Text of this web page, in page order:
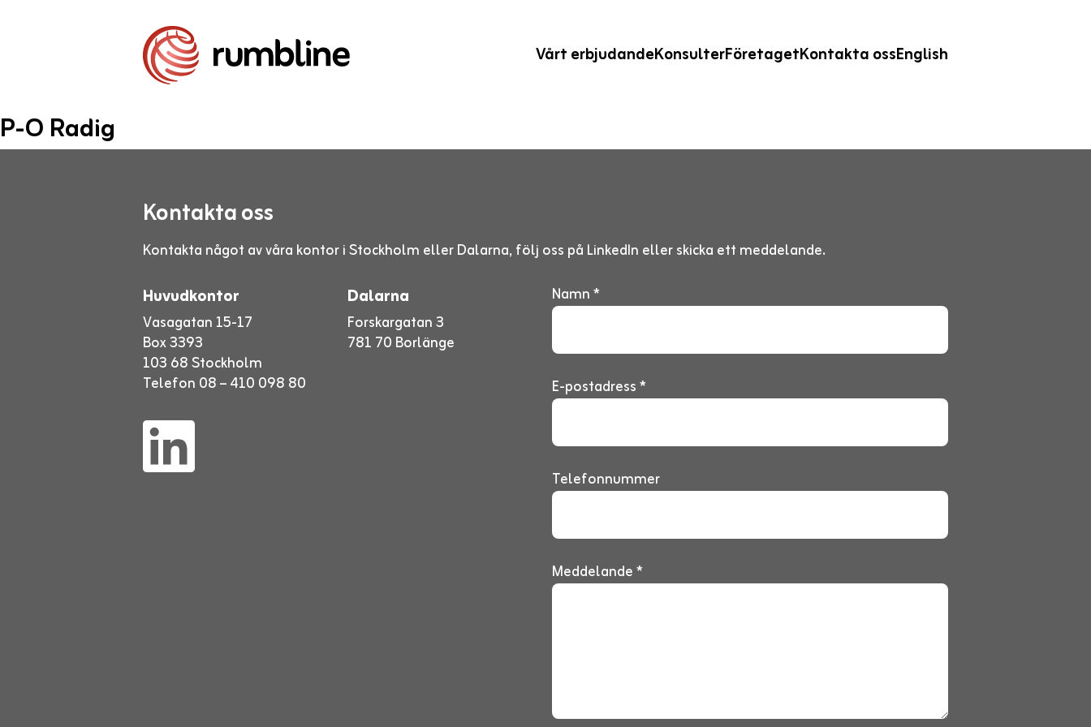
Vårt erbjudandeKonsulterFöretagetKontakta ossEnglish
P-O Radig
Kontakta oss
Kontakta något av våra kontor i Stockholm eller Dalarna, följ oss på LinkedIn eller skicka ett meddelande.
Huvudkontor
Vasagatan 15-17
Box 3393
103 68 Stockholm
Telefon 08 – 410 098 80
Dalarna
Forskargatan 3
781 70 Borlänge
Namn *
E-postadress *
Telefonnummer
Meddelande *